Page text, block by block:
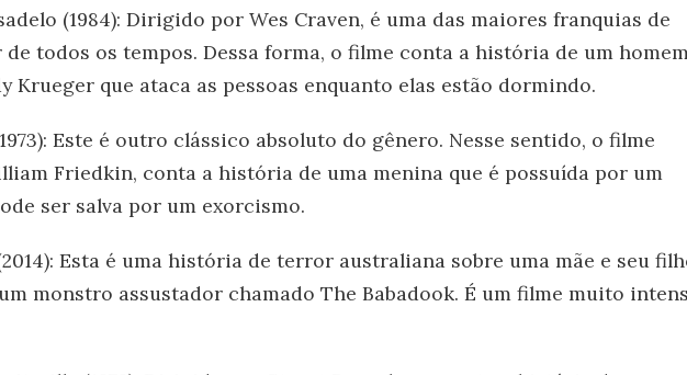
(1984): Dirigido por Wes Craven, é uma das maiores franquias de
todos os tempos. Dessa forma, o filme conta a história de um
Krueger que ataca as pessoas enquanto elas estão dormindo.
Este é outro clássico absoluto do gênero. Nesse sentido, o filme
Friedkin, conta a história de uma menina que é possuída por um
ser salva por um exorcismo.
Esta é uma história de terror australiana sobre uma mãe e seu
monstro assustador chamado The Babadook. É um filme muito